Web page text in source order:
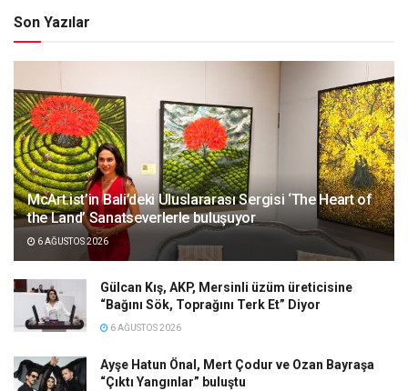
Son Yazılar
McArt.ist’in Bali’deki Uluslararası Sergisi ‘The Heart of
the Land’ Sanatseverlerle buluşuyor
6 AĞUSTOS 2026
Gülcan Kış, AKP, Mersinli üzüm üreticisine
“Bağını Sök, Toprağını Terk Et” Diyor
6 AĞUSTOS 2026
Ayşe Hatun Önal, Mert Çodur ve Ozan Bayraşa
“Çıktı Yangınlar” buluştu